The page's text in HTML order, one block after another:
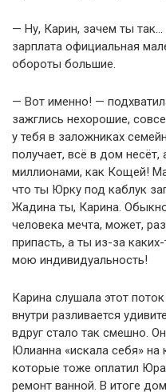
— Ну, Карин, зачем ты
зарплата официальная
обороты большие.
— Вот именно! —
зажглись нехорошие,
у тебя в заложниках
получает, всё в дом
миллионами, как Кощей!
что ты Юрку под каблук
Жадина ты, Карина.
человека мечта, может,
припасть, а ты из-за
мою индивидуальность!
Карина слушала этот
внутри разливается
вдруг стало так смешно.
Юлианна «искала себя» на
которые тоже оплатил
ремонт ванной. В итоге